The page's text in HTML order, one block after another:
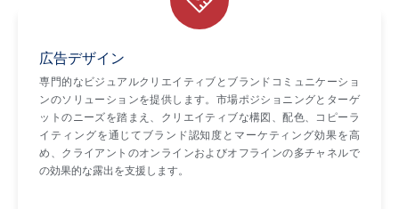
広告デザイン
専門的なビジュアルクリエイティブとブランドコミュニケーショ
ンのソリューションを提供します。市場ポジショニングとターゲ
ットのニーズを踏まえ、クリエイティブな構図、配色、コピーラ
イティングを通じてブランド認知度とマーケティング効果を高
め、クライアントのオンラインおよびオフラインの多チャネルで
の効果的な露出を支援します。